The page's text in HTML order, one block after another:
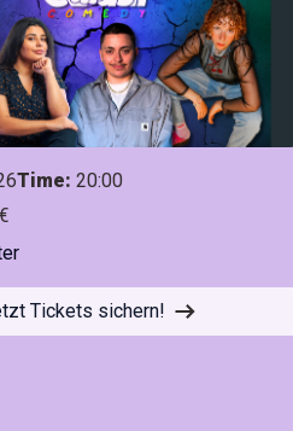
Time: 20:00
Tickets sichern!